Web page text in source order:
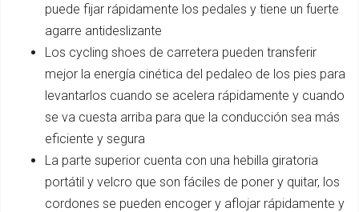
puede fijar rápidamente los pedales y tiene un fuerte
agarre antideslizante
Los cycling shoes de carretera pueden transferir
mejor la energía cinética del pedaleo de los pies para
levantarlos cuando se acelera rápidamente y cuando
se va cuesta arriba para que la conducción sea más
eficiente y segura
La parte superior cuenta con una hebilla giratoria
portátil y velcro que son fáciles de poner y quitar, los
cordones se pueden encoger y aflojar rápidamente y